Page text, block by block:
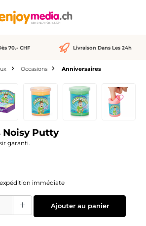
70.- CHF Livraison Dans Les 24h
Occasions Anniversaires
Noisy Putty
garanti.
immédiate
la quantité souhaitée ou utilisez les boutons
Ajouter au panier